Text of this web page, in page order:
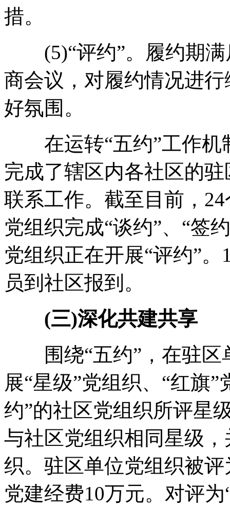
措。
(5)“评约”。履约期满
商会议，对履约情况进
好氛围。
在运转“五约”工作机
完成了辖区内各社区的
联系工作。截至目前，
党组织完成“谈约”、“签
党组织正在开展“评约”
员到社区报到。
(三)深化共建共享
围绕“五约”，在驻区
展“星级”党组织、“红旗
约”的社区党组织所评星
与社区党组织相同星级
织。驻区单位党组织被
党建经费10万元。对评